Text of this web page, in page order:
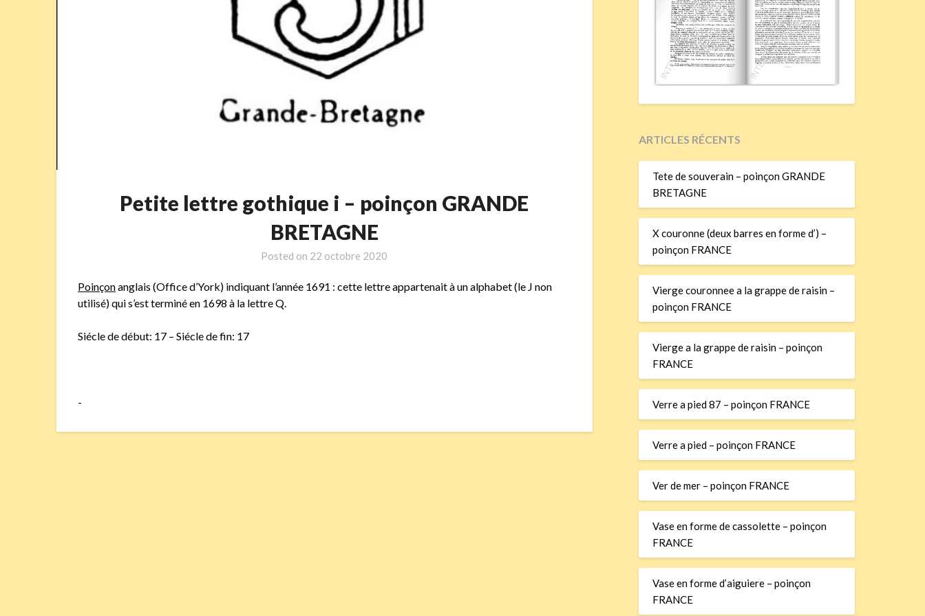
Petite lettre gothique i – poinçon GRANDE
BRETAGNE
Posted on 22 octobre 2020
Poinçonanglais (Office d’York) indiquant l’année 1691 : cette lettre appartenait à un alphabet (le J non
utilisé) qui s’est terminé en 1698 à la lettre Q.
Siécle de début: 17 – Siécle de fin: 17
-
ARTICLES RÉCENTS
Tete de souverain – poinçon GRANDE
BRETAGNE
X couronne (deux barres en forme d’) –
poinçon FRANCE
Vierge couronnee a la grappe de raisin –
poinçon FRANCE
Vierge a la grappe de raisin – poinçon
FRANCE
Verre a pied 87 – poinçon FRANCE
Verre a pied – poinçon FRANCE
Ver de mer – poinçon FRANCE
Vase en forme de cassolette – poinçon
FRANCE
Vase en forme d’aiguiere – poinçon
FRANCE